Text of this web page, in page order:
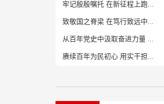
牢记殷殷嘱托 在新征程上跑...
致敬国之脊梁 在笃行致远中...
从百年党史中汲取奋进力量 ...
赓续百年为民初心 用实干担...